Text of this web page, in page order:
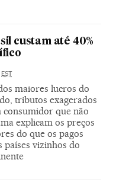
custam até 40%
EST
maiores lucros do
tributos exagerados
consumidor que não
explicam os preços
do que os pagos
países vizinhos do